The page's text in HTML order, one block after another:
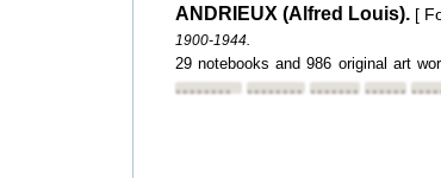
ANDRIEUX (Alfred Louis). [
1900-1944.
29 notebooks and 986 original art
••••••••
•••••••• ••••••••••••••••